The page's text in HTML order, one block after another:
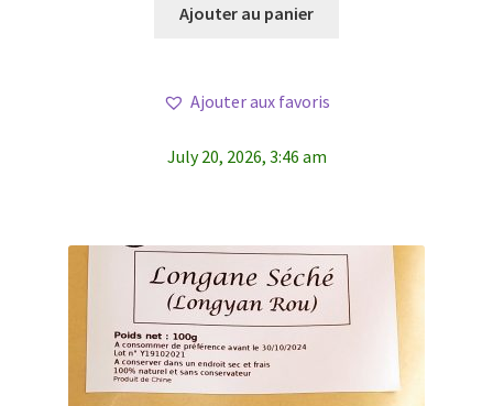
Ajouter au panier
Ajouter aux favoris
July 20, 2026, 3:46 am